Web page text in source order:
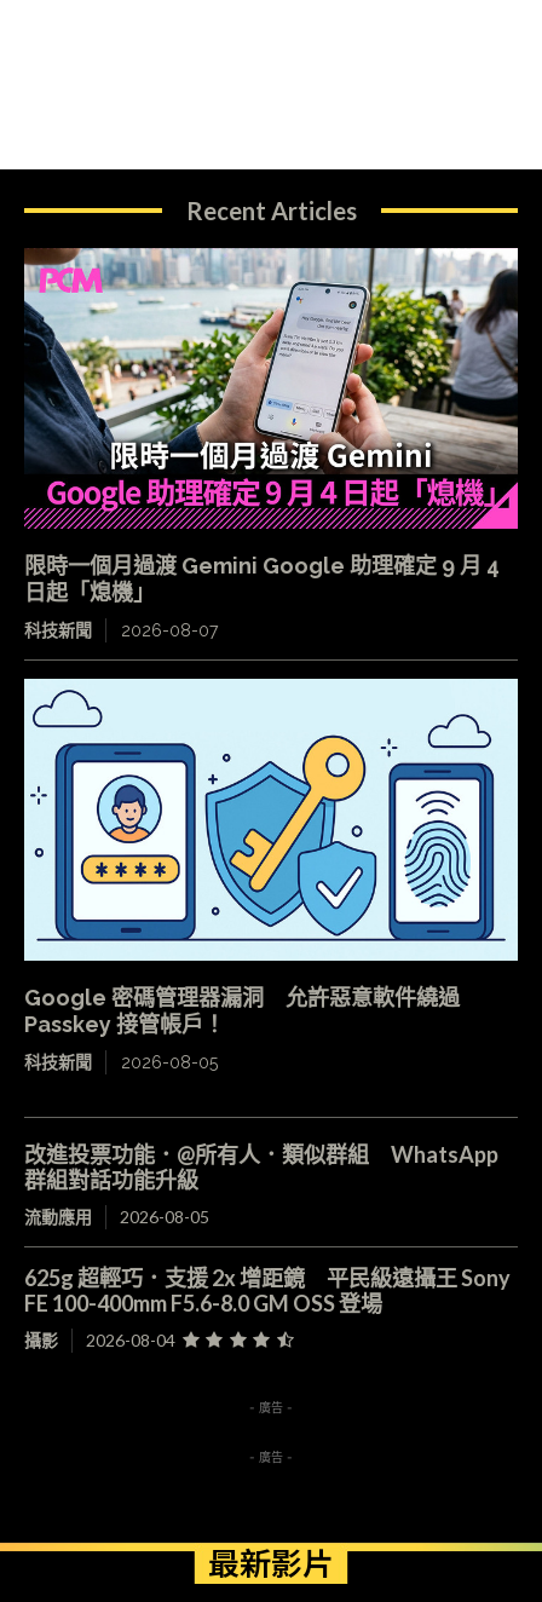
Recent Articles
限時一個月過渡 Gemini Google 助理確定 9 月 4
日起「熄機」
科技新聞 2026-08-07
Google 密碼管理器漏洞 允許惡意軟件繞過
Passkey 接管帳戶！
科技新聞 2026-08-05
改進投票功能．@所有人．類似群組 WhatsApp
群組對話功能升級
流動應用 2026-08-05
625g 超輕巧．支援 2x 增距鏡 平民級遠攝王 Sony
FE 100-400mm F5.6-8.0 GM OSS 登場
攝影 2026-08-04
- 廣告 -
- 廣告 -
最新影片